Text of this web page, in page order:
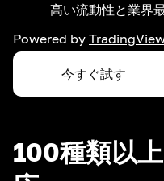
高い流動性と業界
Powered by
今すぐ試す
100種類以